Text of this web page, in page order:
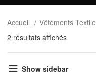
Accueil Vêtements
2 résultats affichés
Show sidebar